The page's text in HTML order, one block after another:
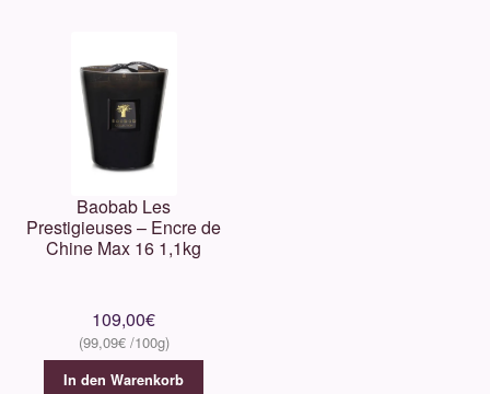
Baobab Les
Prestigieuses – Encre de
Chine Max 16 1,1kg
109,00€
99,09€
In den Warenkorb